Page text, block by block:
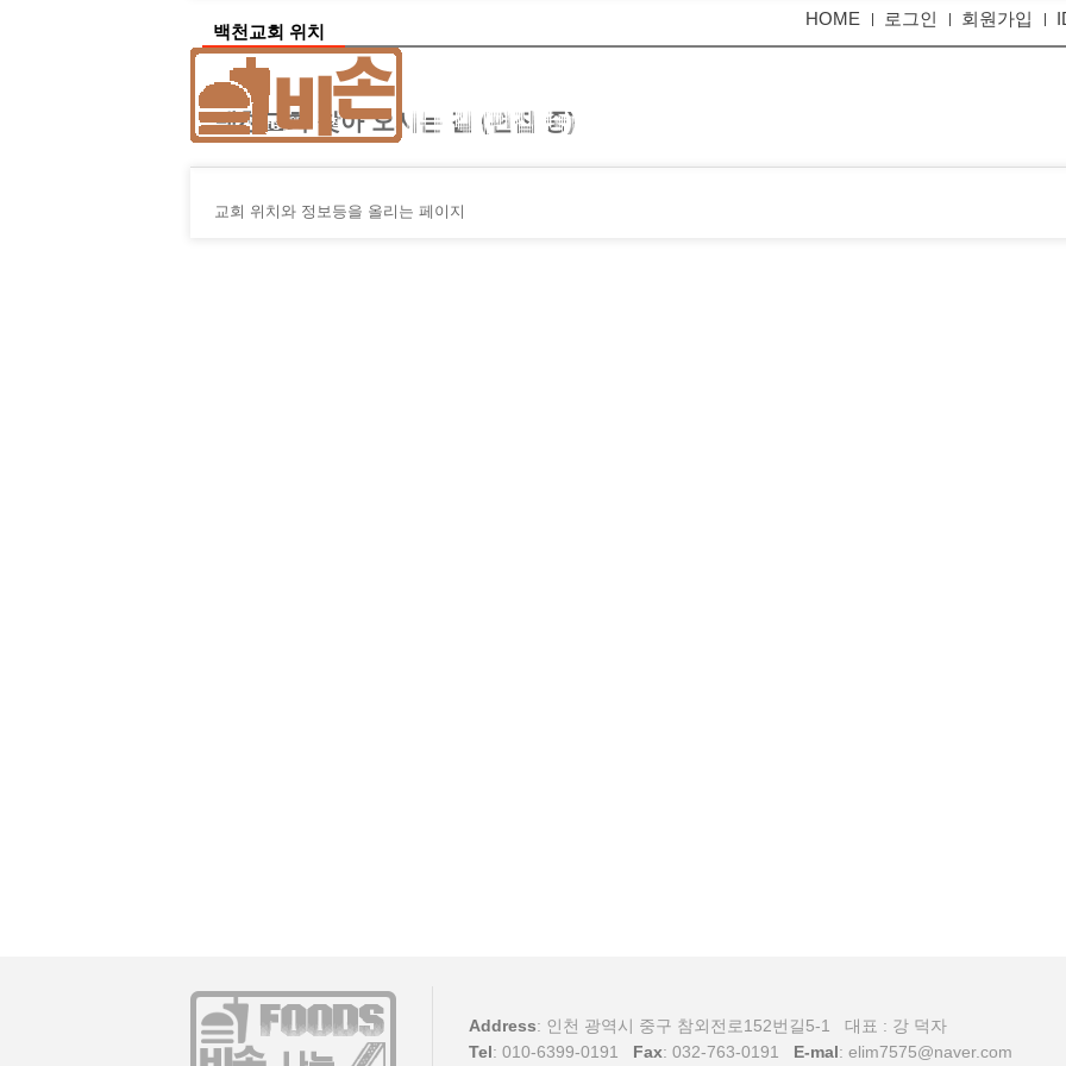
HOME
로그인 회원가입
백천교회 위치
백천교회 찾아 오시는 길 (편집 중)
교회 위치와 정보등을 올리는 페이지
Address: 인천 광역시 중구 참외전로152번길5-1 대표 : 강 덕자
Tel: 010-6399-0191 Fax: 032-763-0191 E-mal: elim7575@naver.com